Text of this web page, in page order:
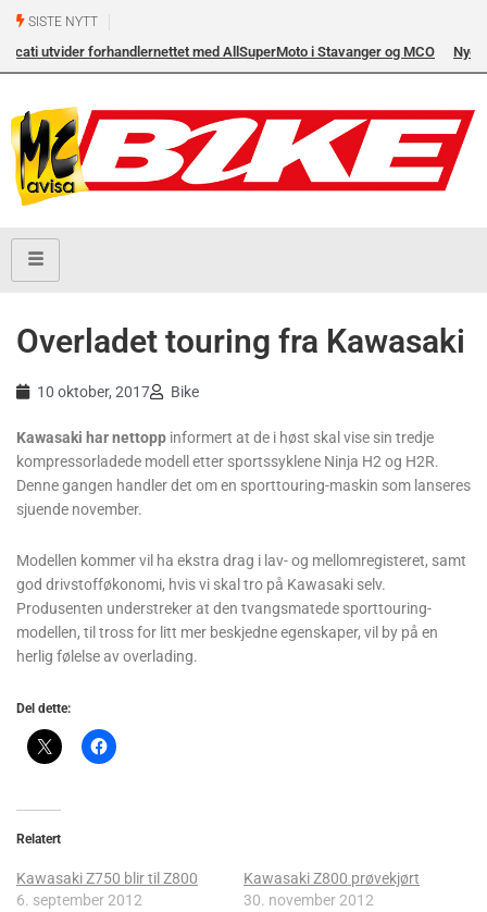
SISTE NYTT
AllSuperMoto i Stavanger og MCO Nye BSA Bantam 350 –
Overladet touring fra Kawasaki
10 oktober, 2017 Bike
Kawasaki har nettopp informert at de i høst skal vise sin tredje
kompressorladede modell etter sportssyklene Ninja H2 og H2R.
Denne gangen handler det om en sporttouring-maskin som lanseres
sjuende november.
Modellen kommer vil ha ekstra drag i lav- og mellomregisteret, samt
god drivstofføkonomi, hvis vi skal tro på Kawasaki selv.
Produsenten understreker at den tvangsmatede sporttouring-
modellen, til tross for litt mer beskjedne egenskaper, vil by på en
herlig følelse av overlading.
Del dette:
Relatert
Kawasaki Z750 blir til Z800
6. september 2012
Kawasaki Z800 prøvekjørt
30. november 2012